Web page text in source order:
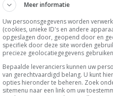
De laatste
Channels
Meer informatie
Uw persoonsgegevens worden
(cookies, unieke ID's en andere
opgeslagen door, geopend door en
specifiek door deze site worden
precieze geolocatiegegevens
Bepaalde leveranciers kunnen uw
van gerechtvaardigd belang. U kunt
opties hieronder te beheren. Zoek
sitemenu naar een link om uw